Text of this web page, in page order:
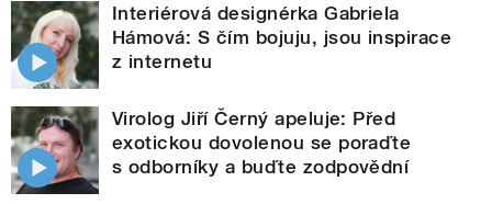
Interiérová designérka Gabriela
Hámová: S čím bojuju, jsou inspirace
z internetu
Virolog Jiří Černý apeluje: Před
exotickou dovolenou se poraďte
s odborníky a buďte zodpovědní